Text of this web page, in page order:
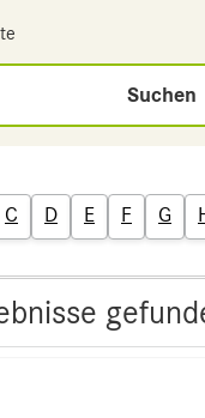
Suchen
C D E F G